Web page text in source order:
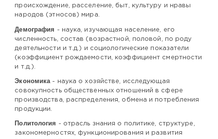
происхождение, расселение, быт, культуру и нравы
народов (этносов) мира.
Демография
- наука, изучающая население, его
численность, состав (возрастной, половой, по роду
деятельности и т.д.) и социологические показатели
(коэффициент рождаемости, коэффициент смертности
и т.д.).
Экономика - наука о хозяйстве, исследующая
совокупность общественных отношений в сфере
производства, распределения, обмена и потребления
продукции.
Политология
- отрасль знания о политике, структуре,
закономерностях, функционирования и развития